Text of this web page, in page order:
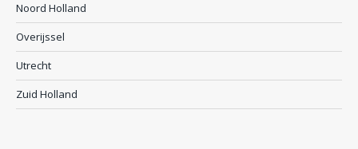
Noord Holland
Overijssel
Utrecht
Zuid Holland